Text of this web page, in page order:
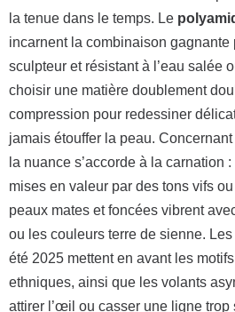
la tenue dans le temps. Le
incarnent la combinaison gagnante
sculpteur et résistant à l’eau salée
choisir une matière doublement
compression pour redessiner
jamais étouffer la peau. Concernant
la nuance s’accorde à la carnation
mises en valeur par des tons vifs
peaux mates et foncées vibrent
ou les couleurs terre de sienne.
été 2025 mettent en avant les
ethniques, ainsi que les volants
attirer l’œil ou casser une ligne trop